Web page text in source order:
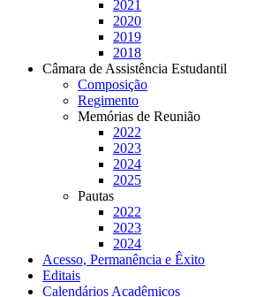
2021
2020
2019
2018
Câmara de Assistência Estudantil
Composição
Regimento
Memórias de Reunião
2022
2023
2024
2025
Pautas
2022
2023
2024
Acesso, Permanência e Êxito
Editais
Calendários Acadêmicos